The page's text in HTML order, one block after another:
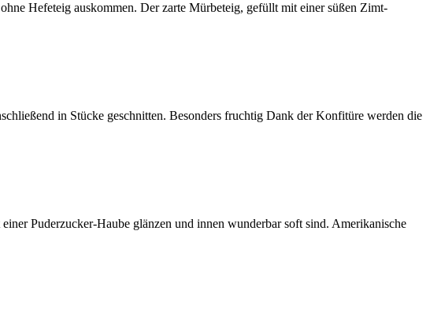
Hefeteig auskommen. Der zarte Mürbeteig, gefüllt mit einer süßen Zimt-
in Stücke geschnitten. Besonders fruchtig Dank der Konfitüre werden die
Puderzucker-Haube glänzen und innen wunderbar soft sind. Amerikanische